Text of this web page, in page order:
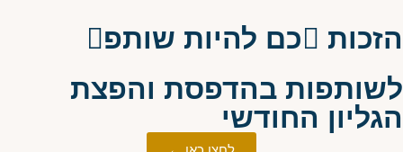
הזכות כם להיות שותפ
לשותפות בהדפסת והפצת
הגליון החודשי